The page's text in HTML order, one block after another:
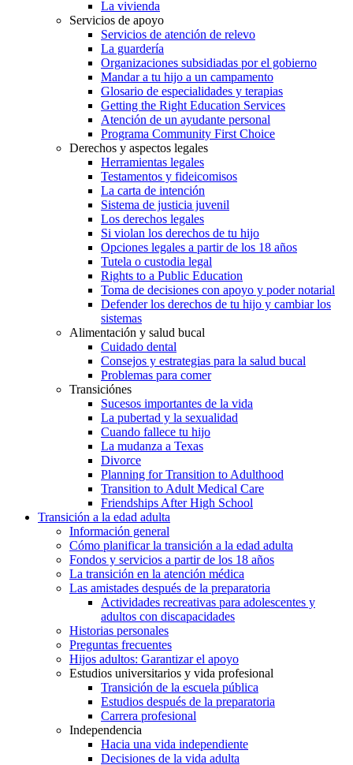
La vivienda
Servicios de apoyo
Servicios de atención de relevo
La guardería
Organizaciones subsidiadas por el gobierno
Mandar a tu hijo a un campamento
Glosario de especialidades y terapias
Getting the Right Education Services
Atención de un ayudante personal
Programa Community First Choice
Derechos y aspectos legales
Herramientas legales
Testamentos y fideicomisos
La carta de intención
Sistema de justicia juvenil
Los derechos legales
Si violan los derechos de tu hijo
Opciones legales a partir de los 18 años
Tutela o custodia legal
Rights to a Public Education
Toma de decisiones con apoyo y poder notarial
Defender los derechos de tu hijo y cambiar los
sistemas
Alimentación y salud bucal
Cuidado dental
Consejos y estrategias para la salud bucal
Problemas para comer
Transiciónes
Sucesos importantes de la vida
La pubertad y la sexualidad
Cuando fallece tu hijo
La mudanza a Texas
Divorce
Planning for Transition to Adulthood
Transition to Adult Medical Care
Friendships After High School
Transición a la edad adulta
Información general
Cómo planificar la transición a la edad adulta
Fondos y servicios a partir de los 18 años
La transición en la atención médica
Las amistades después de la preparatoria
Actividades recreativas para adolescentes y
adultos con discapacidades
Historias personales
Preguntas frecuentes
Hijos adultos: Garantizar el apoyo
Estudios universitarios y vida profesional
Transición de la escuela pública
Estudios después de la preparatoria
Carrera profesional
Independencia
Hacia una vida independiente
Decisiones de la vida adulta